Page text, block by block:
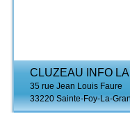
CLUZEAU INFO
35 rue Jean Louis Faure
33220 Sainte-Foy-La-